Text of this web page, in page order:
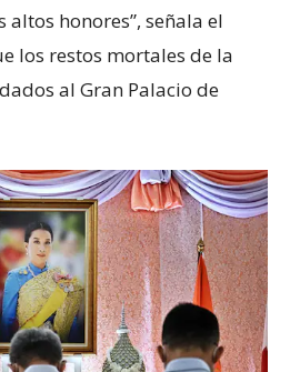
honores”, señala el
los restos mortales de la
al Gran Palacio de